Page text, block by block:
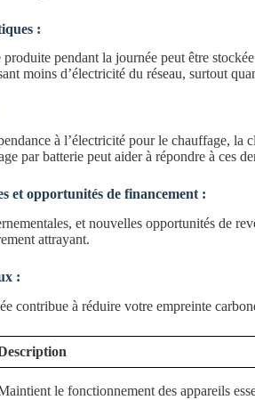
:
pendant la journée peut être
moins d’électricité du réseau, surtout
à l’électricité pour le chauffage, la
par batterie peut aider à répondre à ces
et opportunités de financement :
et nouvelles opportunités de
attrayant.
:
contribue à réduire votre empreinte
le fonctionnement des appareils